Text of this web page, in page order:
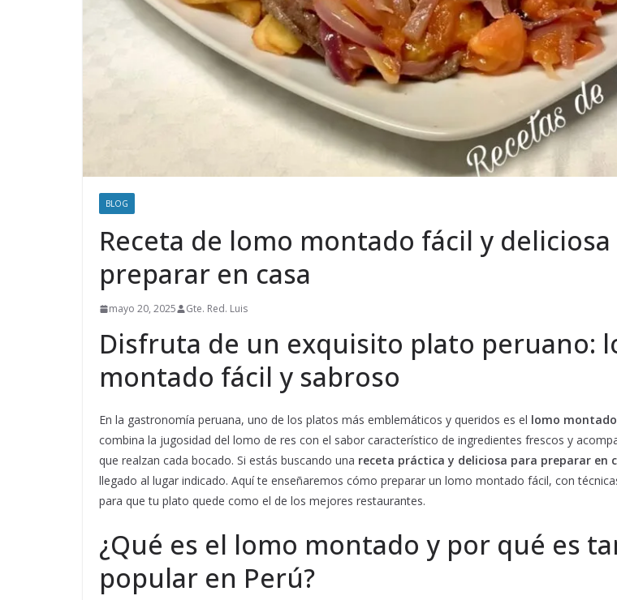
BLOG
Receta de lomo montado fácil y deliciosa
preparar en casa
mayo 20, 2025 Gte. Red. Luis
Disfruta de un exquisito plato peruano:
montado fácil y sabroso
En la gastronomía peruana, uno de los platos más emblemáticos y queridos es el lomo montado
combina la jugosidad del lomo de res con el sabor característico de ingredientes frescos y
que realzan cada bocado. Si estás buscando una receta práctica y deliciosa para preparar en
llegado al lugar indicado. Aquí te enseñaremos cómo preparar un lomo montado fácil, con
para que tu plato quede como el de los mejores restaurantes.
¿Qué es el lomo montado y por qué es
popular en Perú?